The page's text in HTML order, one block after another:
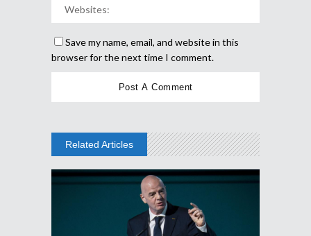
Save my name, email, and website in this
browser for the next time I comment.
Related Articles